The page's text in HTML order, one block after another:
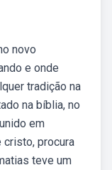
novo
e onde
tradição na
na bíblia, no
em
procura
teve um